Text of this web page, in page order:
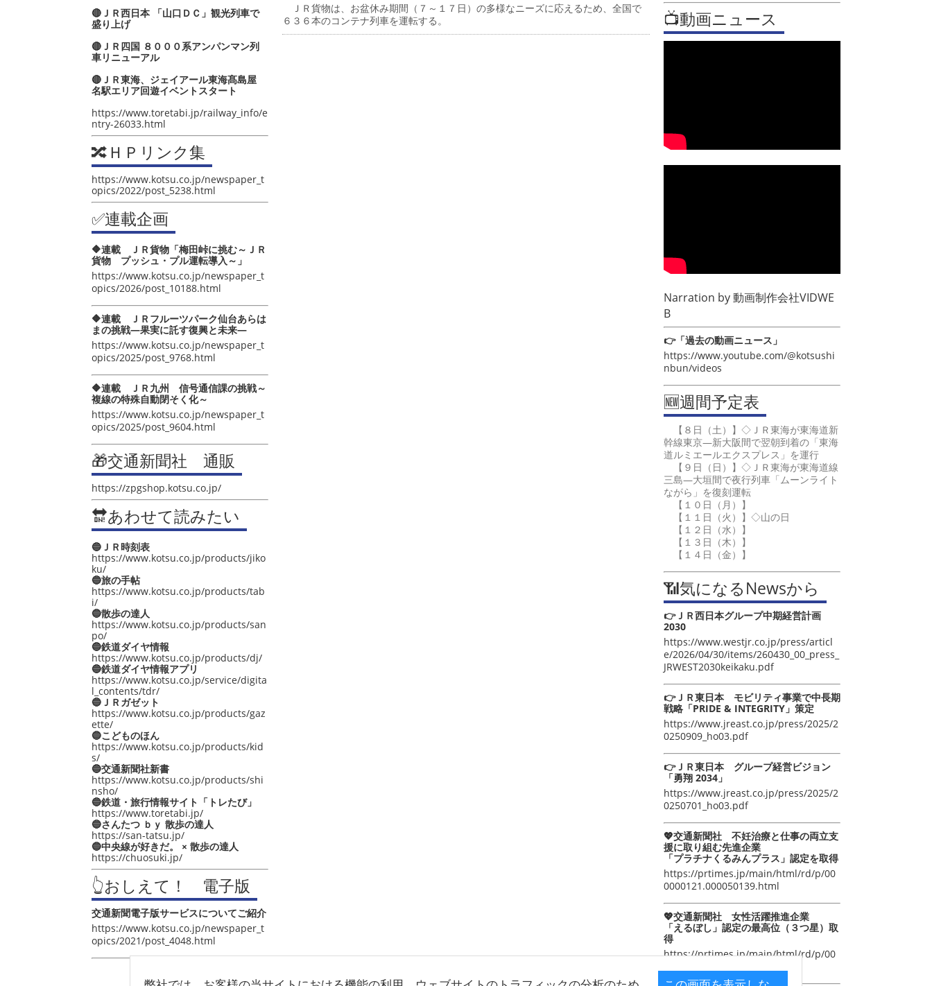
🔴ＪＲ西日本 「山口ＤＣ」観光列車で
盛り上げ
🔴ＪＲ四国 ８０００系アンパンマン列
車リニューアル
🔴ＪＲ東海、ジェイアール東海髙島屋
名駅エリア回遊イベントスタート
https://www.toretabi.jp/railway_info/e
ntry-26033.html
🔀ＨＰリンク集
https://www.kotsu.co.jp/newspaper_t
opics/2022/post_5238.html
✅連載企画
🔶連載 ＪＲ貨物「梅田峠に挑む～ＪＲ
貨物 プッシュ・プル運転導入～」
https://www.kotsu.co.jp/newspaper_t
opics/2026/post_10188.html
🔶連載 ＪＲフルーツパーク仙台あらは
まの挑戦―果実に託す復興と未来―
https://www.kotsu.co.jp/newspaper_t
opics/2025/post_9768.html
🔶連載 ＪＲ九州 信号通信課の挑戦～
複線の特殊自動閉そく化～
https://www.kotsu.co.jp/newspaper_t
opics/2025/post_9604.html
🎁交通新聞社 通販
https://zpgshop.kotsu.co.jp/
🔛あわせて読みたい
🔵ＪＲ時刻表
https://www.kotsu.co.jp/products/jiko
ku/
🔵旅の手帖
https://www.kotsu.co.jp/products/tab
i/
🔵散歩の達人
https://www.kotsu.co.jp/products/san
po/
🔵鉄道ダイヤ情報
https://www.kotsu.co.jp/products/dj/
🔵鉄道ダイヤ情報アプリ
https://www.kotsu.co.jp/service/digita
l_contents/tdr/
🔵ＪＲガゼット
https://www.kotsu.co.jp/products/gaz
ette/
🔵こどものほん
https://www.kotsu.co.jp/products/kid
s/
🔵交通新聞社新書
https://www.kotsu.co.jp/products/shi
nsho/
🔵鉄道・旅行情報サイト「トレたび」
https://www.toretabi.jp/
🔵さんたつ ｂｙ 散歩の達人
https://san-tatsu.jp/
🔵中央線が好きだ。 × 散歩の達人
https://chuosuki.jp/
👆おしえて！ 電子版
交通新聞電子版サービスについてご紹介
https://www.kotsu.co.jp/newspaper_t
opics/2021/post_4048.html
ＪＲ貨物は、お盆休み期間（７～１７日）の多様なニーズに応えるため、全国で
６３６本のコンテナ列車を運転する。
📺動画ニュース
Narration by動画制作会社VIDWE
B
👉「過去の動画ニュース」
https://www.youtube.com/@kotsushi
nbun/videos
🆕週間予定表
【８日（土）】◇ＪＲ東海が東海道新
幹線東京―新大阪間で翌朝到着の「東海
道ルミエールエクスプレス」を運行
【９日（日）】◇ＪＲ東海が東海道線
三島―大垣間で夜行列車「ムーンライト
ながら」を復刻運転
【１０日（月）】
【１１日（火）】◇山の日
【１２日（水）】
【１３日（木）】
【１４日（金）】
📶気になるNewsから
👉ＪＲ西日本グループ中期経営計画
2030
https://www.westjr.co.jp/press/articl
e/2026/04/30/items/260430_00_press_
JRWEST2030keikaku.pdf
👉ＪＲ東日本 モビリティ事業で中長期
戦略「PRIDE & INTEGRITY」策定
https://www.jreast.co.jp/press/2025/2
0250909_ho03.pdf
👉ＪＲ東日本 グループ経営ビジョン
「勇翔 2034」
https://www.jreast.co.jp/press/2025/2
0250701_ho03.pdf
💖交通新聞社 不妊治療と仕事の両立支
援に取り組む先進企業
「プラチナくるみんプラス」認定を取得
https://prtimes.jp/main/html/rd/p/00
0000121.000050139.html
💖交通新聞社 女性活躍推進企業
「えるぼし」認定の最高位（３つ星）取
得
https://prtimes.jp/main/html/rd/p/00